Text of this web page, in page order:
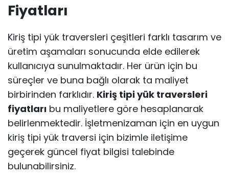
Fiyatları
Kiriş tipi yük traversleri çeşitleri farklı tasarım ve
üretim aşamaları sonucunda elde edilerek
kullanıcıya sunulmaktadır. Her ürün için bu
süreçler ve buna bağlı olarak ta maliyet
birbirinden farklıdır. Kiriş tipi yük traversleri
fiyatları bu maliyetlere göre hesaplanarak
belirlenmektedir. İşletmenizaman için en uygun
kiriş tipi yük traversi için bizimle iletişime
geçerek güncel fiyat bilgisi talebinde
bulunabilirsiniz.